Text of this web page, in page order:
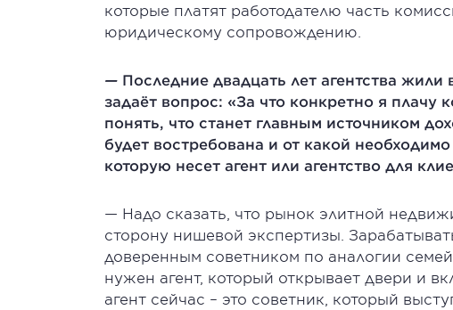
которые платят работодателю часть
юридическому сопровождению.
— Последние двадцать лет агентства
задаёт вопрос: «За что конкретно я плачу
понять, что станет главным источником
будет востребована и от какой
которую несет агент или агентство для
— Надо сказать, что рынок элитной
сторону нишевой экспертизы.
доверенным советником по аналогии
нужен агент, который открывает двери и
агент сейчас – это советник, который